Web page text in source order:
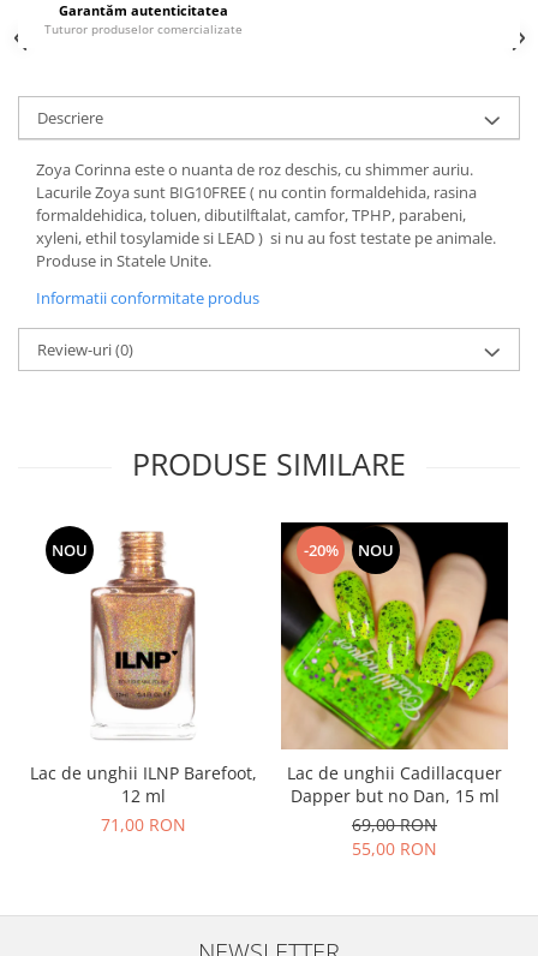
Garantăm autenticitatea
Tuturor produselor comercializate
Descriere
Zoya Corinna este o nuanta de roz deschis, cu shimmer auriu.
Lacurile Zoya sunt BIG10FREE ( nu contin formaldehida, rasina
formaldehidica, toluen, dibutilftalat, camfor, TPHP, parabeni,
xyleni, ethil tosylamide si LEAD ) si nu au fost testate pe animale.
Produse in Statele Unite.
Informatii conformitate produs
Review-uri(0)
PRODUSE SIMILARE
NOU
Lac de unghii ILNP Barefoot,
12 ml
71,00 RON
-20% NOU
Lac de unghii Cadillacquer
Dapper but no Dan, 15 ml
69,00 RON
55,00 RON